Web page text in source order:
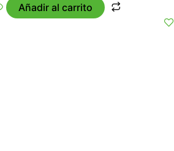
Añadir al carrito